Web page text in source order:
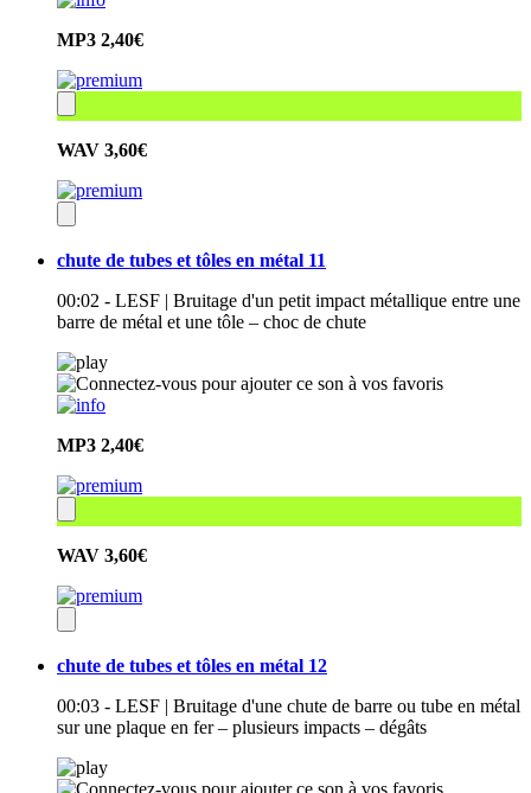
MP3 2,40€
WAV 3,60€
chute de tubes et tôles en métal 11
00:02 - LESF | Bruitage d'un petit impact métallique entre une
barre de métal et une tôle – choc de chute
MP3 2,40€
WAV 3,60€
chute de tubes et tôles en métal 12
00:03 - LESF | Bruitage d'une chute de barre ou tube en métal
sur une plaque en fer – plusieurs impacts – dégâts